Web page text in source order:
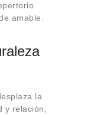
amable.
la
y relación,